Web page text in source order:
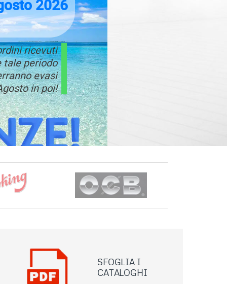
2026
ricevuti
tale periodo
evasi
in poi!
SFOGLIA I
CATALOGHI